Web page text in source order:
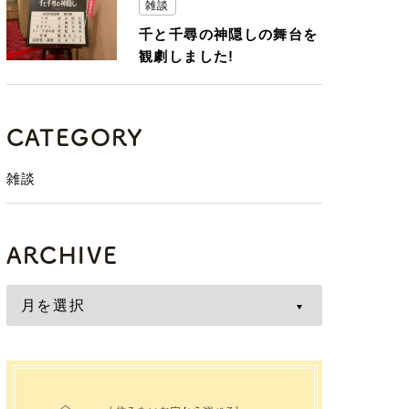
雑談
千と千尋の神隠しの舞台を
観劇しました!
CATEGORY
雑談
ARCHIVE